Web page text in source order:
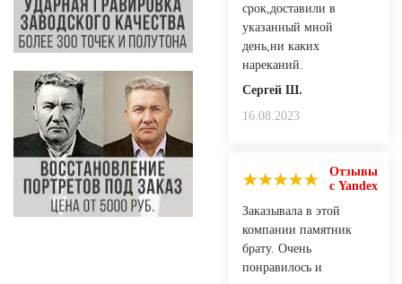
срок,доставили в
указанный мной
день,ни каких
нареканий.
Сергей Ш.
16.08.2023
Отзывы
с Yandex
Заказывала в этой
компании памятник
брату. Очень
понравилось и